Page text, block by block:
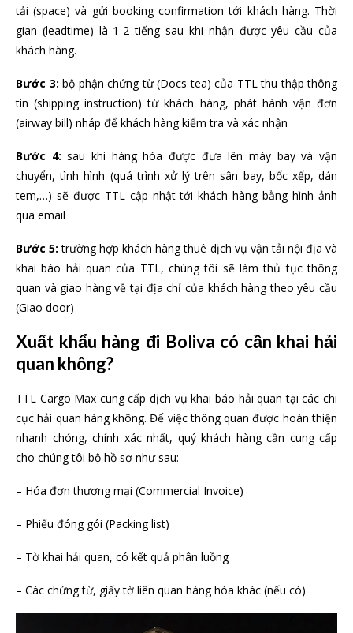
tải (space) và gửi booking confirmation tới khách hàng. Thời
gian (leadtime) là 1-2 tiếng sau khi nhận được yêu cầu của
khách hàng.
Bước 3: bộ phận chứng từ (Docs tea) của TTL thu thập thông
tin (shipping instruction) từ khách hàng, phát hành vận đơn
(airway bill) nháp để khách hàng kiểm tra và xác nhận
Bước 4:sau khi hàng hóa được đưa lên máy bay và vận
chuyển, tình hình (quá trình xử lý trên sân bay, bốc xếp, dán
tem,…) sẽ được TTL cập nhật tới khách hàng bằng hình ảnh
qua email
Bước 5:trường hợp khách hàng thuê dịch vụ vận tải nội địa và
khai báo hải quan của TTL, chúng tôi sẽ làm thủ tục thông
quan và giao hàng về tại địa chỉ của khách hàng theo yêu cầu
(Giao door)
Xuất khẩu hàng đi Boliva có cần khai hải
quan không?
TTL Cargo Max cung cấp dịch vụ khai báo hải quan tại các chi
cục hải quan hàng không. Để việc thông quan được hoàn thiện
nhanh chóng, chính xác nhất, quý khách hàng cần cung cấp
cho chúng tôi bộ hồ sơ như sau:
– Hóa đơn thương mại (Commercial Invoice)
– Phiếu đóng gói (Packing list)
– Tờ khai hải quan, có kết quả phân luồng
– Các chứng từ, giấy tờ liên quan hàng hóa khác (nếu có)